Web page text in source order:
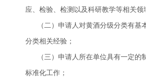
应、检验、检测以及科研教学等相关领
（二）申请人对黄酒分级分类有基
分类相关经验；
（三）申请人所在单位具有一定的
标准化工作；